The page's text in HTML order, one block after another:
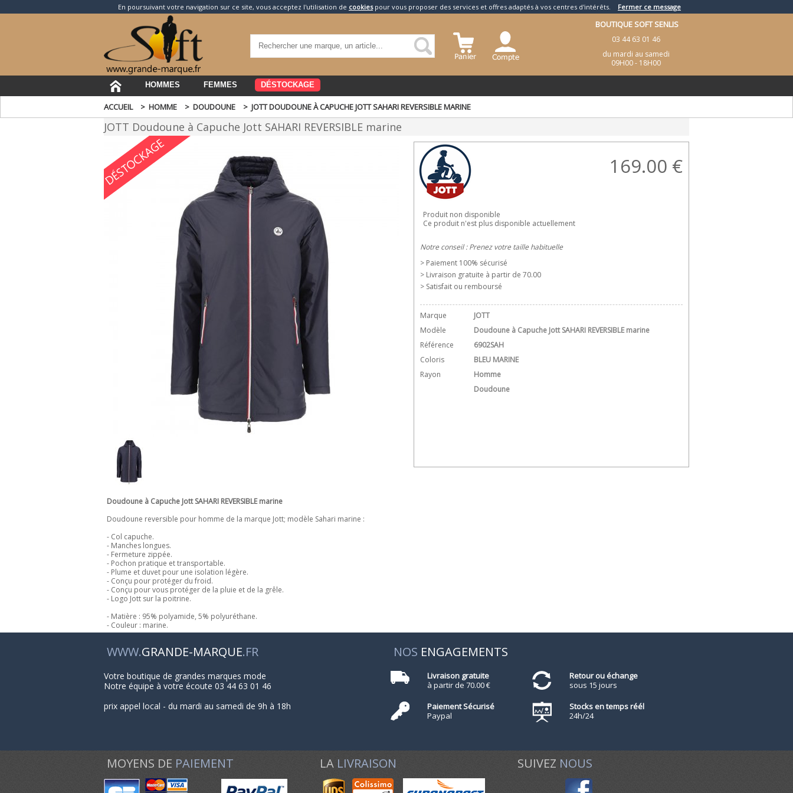
En poursuivant votre navigation sur ce site, vous acceptez l'utilisation de cookiespour vous proposer des services et offres adaptés à vos centres d'intérêts. Fermer ce message
BOUTIQUE SOFT SENLIS
03 44 63 01 46
du mardi au samedi
09H00 - 18H00
HOMMES FEMMES DÉSTOCKAGE
ACCUEIL > HOMME > DOUDOUNE > JOTT DOUDOUNE À CAPUCHE JOTT SAHARI REVERSIBLE MARINE
JOTT Doudoune à Capuche Jott SAHARI REVERSIBLE marine
Doudoune à Capuche Jott SAHARI REVERSIBLE marine
Doudoune reversible pour homme de la marque Jott; modèle Sahari marine :
- Col capuche.
- Manches longues.
- Fermeture zippée.
- Pochon pratique et transportable.
- Plume et duvet pour une isolation légère.
- Conçu pour protéger du froid.
- Conçu pour vous protéger de la pluie et de la grêle.
- Logo Jott sur la poitrine.
- Matière : 95% polyamide, 5% polyuréthane.
- Couleur : marine.
169.00 €
Produit non disponible
Ce produit n'est plus disponible actuellement
Notre conseil : Prenez votre taille habituelle
> Paiement 100% sécurisé
> Livraison gratuite à partir de 70.00 
> Satisfait ou remboursé
Marque
JOTT
Modèle
Doudoune à Capuche Jott SAHARI REVERSIBLE marine
Référence
6902SAH
Coloris
BLEU MARINE
Rayon
Homme
Doudoune
WWW.GRANDE-MARQUE.FR
Votre boutique de grandes marques mode
Notre équipe à votre écoute 03 44 63 01 46
prix appel local - du mardi au samedi de 9h à 18h
NOS ENGAGEMENTS
Livraison gratuite
à partir de 70.00 €
Retour ou échange
sous 15 jours
Paiement Sécurisé
Paypal
Stocks en temps réél
24h/24
MOYENS DE PAIEMENT LA LIVRAISON SUIVEZ NOUS